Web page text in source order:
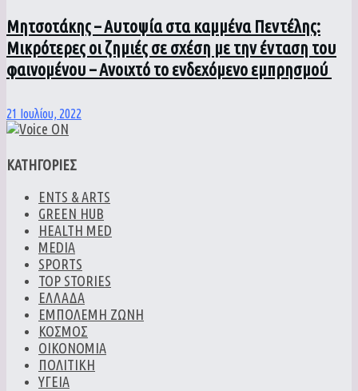
Μητσοτάκης – Αυτοψία στα καμμένα Πεντέλης:
Μικρότερες οι ζημιές σε σχέση με την ένταση του
φαινομένου – Ανοιχτό το ενδεχόμενο εμπρησμού
21 Ιουλίου, 2022
ΚΑΤΗΓΟΡΙΕΣ
ENTS & ARTS
GREEN HUB
HEALTH MED
MEDIA
SPORTS
TOP STORIES
ΕΛΛΑΔΑ
ΕΜΠΟΛΕΜΗ ΖΩΝΗ
ΚΟΣΜΟΣ
ΟΙΚΟΝΟΜΙΑ
ΠΟΛΙΤΙΚΗ
ΥΓΕΙΑ